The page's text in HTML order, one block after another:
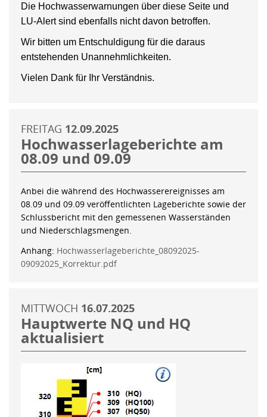
Die Hochwasserwarnungen über diese Seite und
LU-Alert sind ebenfalls nicht davon betroffen.
Wir bitten um Entschuldigung für die daraus
entstehenden Unannehmlichkeiten.
Vielen Dank für Ihr Verständnis.
FREITAG 12.09.2025
Hochwasserlageberichte am
08.09 und 09.09
Anbei die während des Hochwasserereignisses am
08.09 und 09.09 veröffentlichten Lageberichte sowie der
Schlussbericht mit den gemessenen Wasserständen
und Niederschlagsmengen.
Anhang: Hochwasserlageberichte_08092025-
09092025_Korrektur.pdf
MITTWOCH 16.07.2025
Hauptwerte NQ und HQ
aktualisiert